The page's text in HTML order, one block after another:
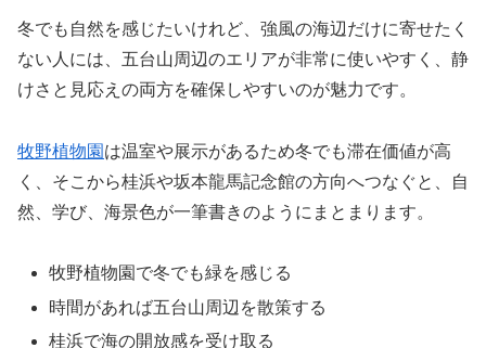
冬でも自然を感じたいけれど、強風の海辺だけに寄せたく
ない人には、五台山周辺のエリアが非常に使いやすく、静
けさと見応えの両方を確保しやすいのが魅力です。
牧野植物園 は温室や展示があるため冬でも滞在価値が高
く、そこから桂浜や坂本龍馬記念館の方向へつなぐと、自
然、学び、海景色が一筆書きのようにまとまります。
牧野植物園で冬でも緑を感じる
時間があれば五台山周辺を散策する
桂浜で海の開放感を受け取る